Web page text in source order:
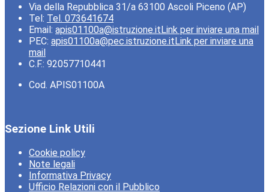
Via della Repubblica 31/a 63100 Ascoli Piceno (AP)
Tel: Tel. 073641674
Email: apis01100a@istruzione.itLink per inviare una mail
PEC: apis01100a@pec.istruzione.itLink per inviare una
mail
C.F.: 92057710441
Cod. APIS01100A
Sezione Link Utili
Cookie policy
Note legali
Informativa Privacy
Ufficio Relazioni con il Pubblico